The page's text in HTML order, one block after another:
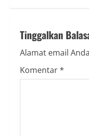
Tinggalkan
Alamat email
Komentar*